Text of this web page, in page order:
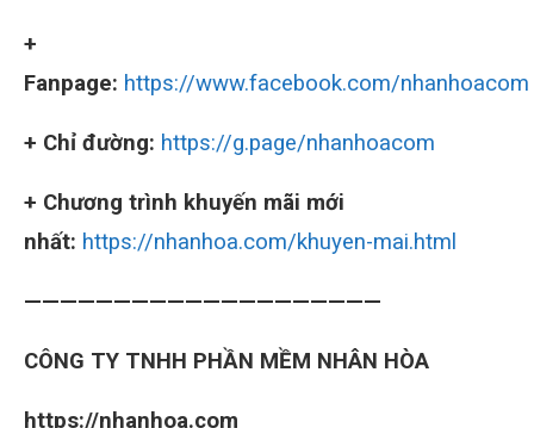
+
Fanpage: https://www.facebook.com/nhanhoacom
+ Chỉ đường: https://g.page/nhanhoacom
+ Chương trình khuyến mãi mới
nhất: https://nhanhoa.com/khuyen-mai.html
————————————————————
CÔNG TY TNHH PHẦN MỀM NHÂN HÒA
https://nhanhoa.com